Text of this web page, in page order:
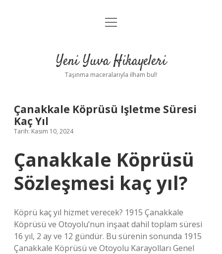
Anasayfa
Yasal Uyarı
menüyü
Yeni Yuva Hikayeleri
Taşınma maceralarıyla ilham bul!
Çanakkale Köprüsü Işletme Süresi
Kaç Yıl
Tarih: Kasım 10, 2024
Çanakkale Köprüsü
Sözleşmesi kaç yıl?
Köprü kaç yıl hizmet verecek? 1915 Çanakkale
Köprüsü ve Otoyolu’nun inşaat dahil toplam süresi
16 yıl, 2 ay ve 12 gündür. Bu sürenin sonunda 1915
Çanakkale Köprüsü ve Otoyolu Karayolları Genel